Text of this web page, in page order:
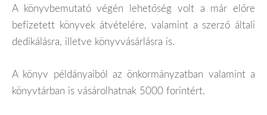
A könyvbemutató végén lehetőség volt a már előre
befizetett könyvek átvételére, valamint a szerző általi
dedikálásra, illetve könyvvásárlásra is.
A könyv példányaiból az önkormányzatban valamint a
könyvtárban is vásárolhatnak 5000 forintért.